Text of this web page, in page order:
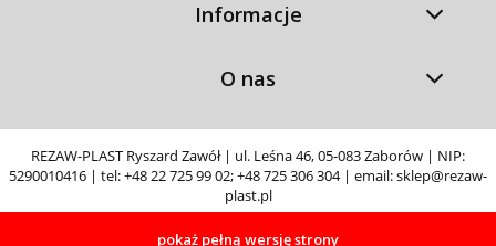
Informacje
O nas
REZAW-PLAST Ryszard Zawół | ul. Leśna 46, 05-083 Zaborów | NIP:
5290010416 | tel:+48 22 725 99 02;+48 725 306 304| email:sklep@rezaw-
plast.pl
pokaż pełną wersję strony